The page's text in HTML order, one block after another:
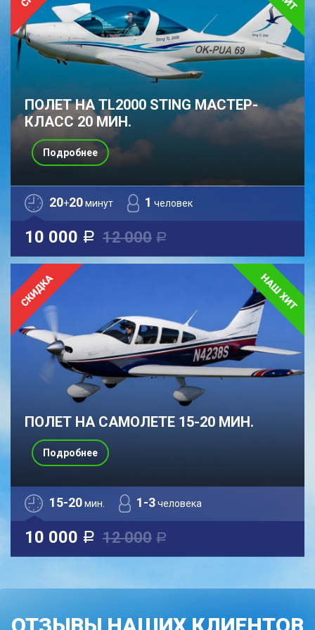
ПОЛЕТ НА TL2000 STING МАСТЕР-
КЛАСС 20 МИН.
20+20минут 1 человек
10 000 a 12 000 a
Подробнее
ПОЛЕТ НА САМОЛЕТЕ 15-20 МИН.
15-20мин. 1-3человека
10 000 a 12 000 a
Подробнее